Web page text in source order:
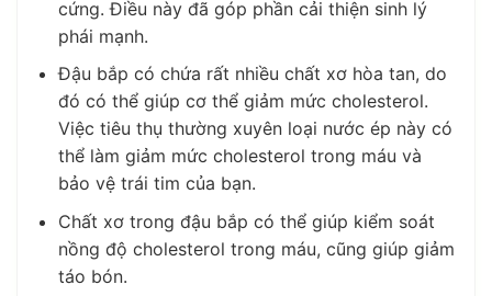
cứng. Điều này đã góp phần cải thiện sinh lý
phái mạnh.
Đậu bắp có chứa rất nhiều chất xơ hòa tan, do
đó có thể giúp cơ thể giảm mức cholesterol.
Việc tiêu thụ thường xuyên loại nước ép này có
thể làm giảm mức cholesterol trong máu và
bảo vệ trái tim của bạn.
Chất xơ trong đậu bắp có thể giúp kiểm soát
nồng độ cholesterol trong máu, cũng giúp giảm
táo bón.